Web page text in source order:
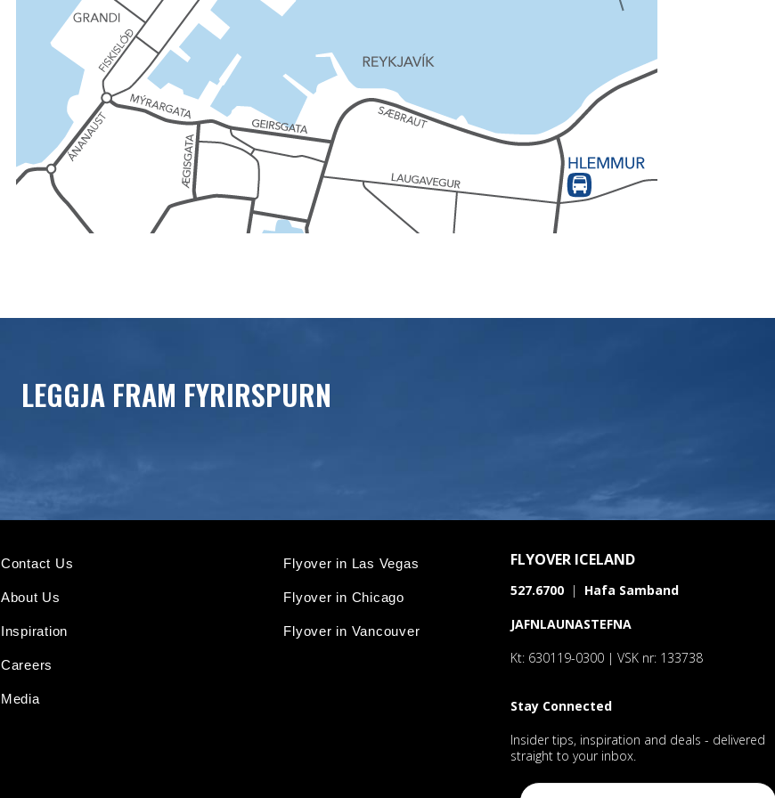
LEGGJA FRAM FYRIRSPURN
Contact Us
About Us
Inspiration
Careers
Media
Flyover in Las Vegas
Flyover in Chicago
Flyover in Vancouver
FLYOVER ICELAND
527.6700| Hafa Samband
JAFNLAUNASTEFNA
Kt: 630119-0300 | VSK nr: 133738
Stay Connected
Insider tips, inspiration and deals - delivered
straight to your inbox.